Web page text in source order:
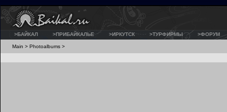
>БАЙКАЛ >ПРИБАЙКАЛЬЕ >ИРКУТСК >ТУРФИРМЫ >ФОРУМ
Main > Photoalbums >